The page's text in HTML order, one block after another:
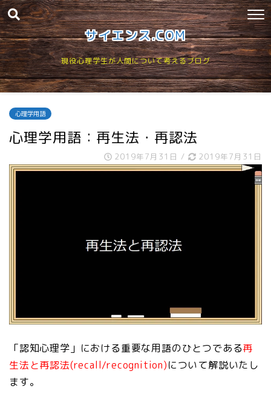
サイエンス.COM
現役心理学生が人間について考えるブログ
心理学用語
心理学用語：再生法・再認法
2019年7月31日 / 2019年7月31日
「認知心理学」における重要な用語のひとつである再
生法と再認法(recall/recognition)について解説いたし
ます。